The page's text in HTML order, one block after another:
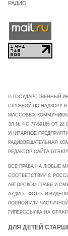
РАДИО
© ГОСУДАРСТВЕННЫЙ
СЛУЖБОЙ ПО НАДЗОРУ
МАССОВЫХ
ЭЛ № ФС 77-59166 ОТ
УНИТАРНОЕ
РАДИОВЕЩАТЕЛЬНАЯ
РЕДАКТОР САЙТА
ВСЕ ПРАВА НА ЛЮБЫЕ
СООТВЕТСТВИИ С
АВТОРСКОМ ПРАВЕ И
АУДИО-, ФОТО- И
ПОЛНОЙ ИЛИ
ГИПЕРССЫЛКА НА
ДЛЯ ДЕТЕЙ